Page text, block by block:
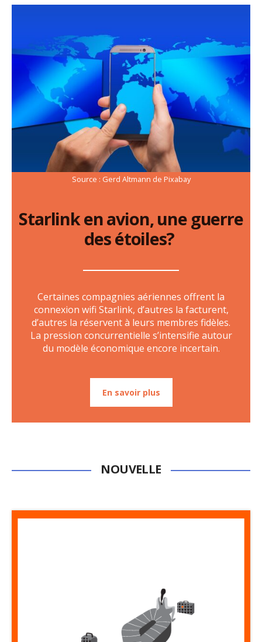
Source : Gerd Altmann de Pixabay
Starlink en avion, une guerre
des étoiles?
Certaines compagnies aériennes offrent la
connexion wifi Starlink, d’autres la facturent,
d’autres la réservent à leurs membres fidèles.
La pression concurrentielle s’intensifie autour
du modèle économique encore incertain.
En savoir plus
NOUVELLE